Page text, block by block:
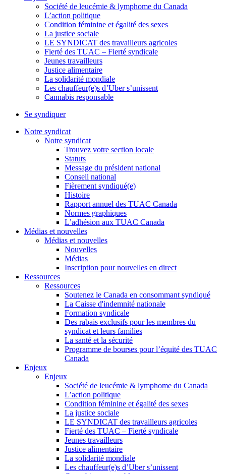
Société de leucémie & lymphome du Canada
L’action politique
Condition féminine et égalité des sexes
La justice sociale
LE SYNDICAT des travailleurs agricoles
Fierté des TUAC – Fierté syndicale
Jeunes travailleurs
Justice alimentaire
La solidarité mondiale
Les chauffeur(e)s d’Uber s’unissent
Cannabis responsable
Se syndiquer
Notre syndicat
Notre syndicat
Trouvez votre section locale
Statuts
Message du président national
Conseil national
Fièrement syndiqué(e)
Histoire
Rapport annuel des TUAC Canada
Normes graphiques
L’adhésion aux TUAC Canada
Médias et nouvelles
Médias et nouvelles
Nouvelles
Médias
Inscription pour nouvelles en direct
Ressources
Ressources
Soutenez le Canada en consommant syndiqué
La Caisse d'indemnité nationale
Formation syndicale
Des rabais exclusifs pour les membres du
syndicat et leurs families
La santé et la sécurité
Programme de bourses pour l’équité des TUAC
Canada
Enjeux
Enjeux
Société de leucémie & lymphome du Canada
L’action politique
Condition féminine et égalité des sexes
La justice sociale
LE SYNDICAT des travailleurs agricoles
Fierté des TUAC – Fierté syndicale
Jeunes travailleurs
Justice alimentaire
La solidarité mondiale
Les chauffeur(e)s d’Uber s’unissent